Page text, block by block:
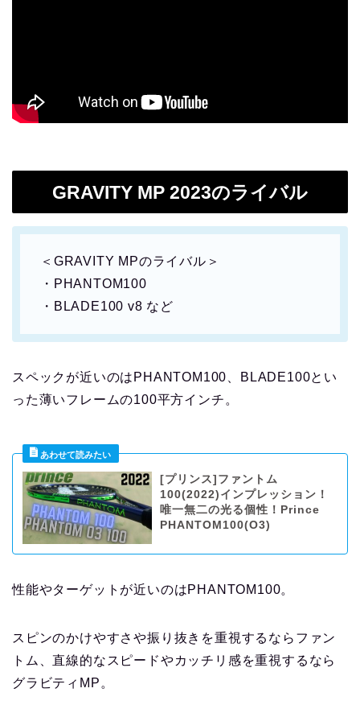
GRAVITY MP 2023のライバル
＜GRAVITY MPのライバル＞
・PHANTOM100
・BLADE100 v8 など
スペックが近いのはPHANTOM100、BLADE100とい
った薄いフレームの100平方インチ。
[プリンス]ファントム
100(2022)インプレッション！
唯一無二の光る個性！Prince
PHANTOM100(O3)
性能やターゲットが近いのはPHANTOM100。
スピンのかけやすさや振り抜きを重視するならファン
トム、直線的なスピードやカッチリ感を重視するなら
グラビティMP。